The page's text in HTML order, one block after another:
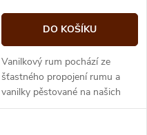
DO KOŠÍKU
Vanilkový rum pochází ze
šťastného propojení rumu a
vanilky pěstované na našich
plantážích.